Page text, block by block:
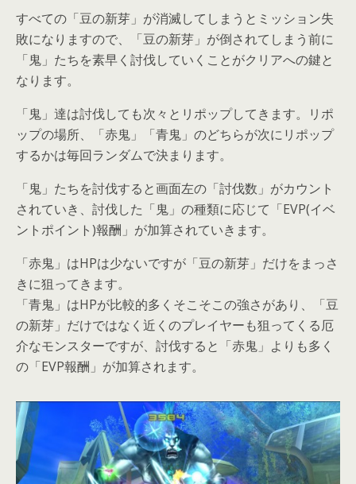
すべての「豆の新芽」が消滅してしまうとミッション失
敗になりますので、「豆の新芽」が倒されてしまう前に
「鬼」たちを素早く討伐していくことがクリアへの鍵と
なります。
「鬼」達は討伐しても次々とリポップしてきます。リポ
ップの場所、「赤鬼」「青鬼」のどちらが次にリポップ
するかは毎回ランダムで決まります。
「鬼」たちを討伐すると画面左の「討伐数」がカウント
されていき、討伐した「鬼」の種類に応じて「EVP(イベ
ントポイント)報酬」が加算されていきます。
「赤鬼」はHPは少ないですが「豆の新芽」だけをまっさ
きに狙ってきます。
「青鬼」はHPが比較的多くそこそこの強さがあり、「豆
の新芽」だけではなく近くのプレイヤーも狙ってくる厄
介なモンスターですが、討伐すると「赤鬼」よりも多く
の「EVP報酬」が加算されます。